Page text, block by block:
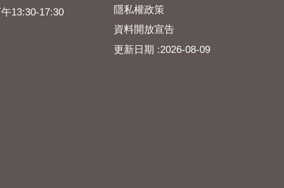
13:30-17:30
隱私權政策
資料開放宣告
更新日期
2026-08-09